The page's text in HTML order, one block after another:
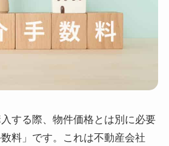
する際、物件価格とは別に必要
料」です。これは不動産会社